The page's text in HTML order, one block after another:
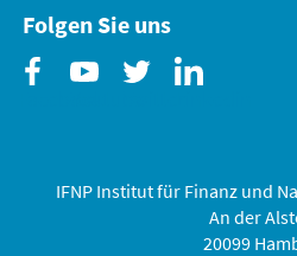
Folgen Sie uns
IFNP Institut für Finanz und
An der
20099